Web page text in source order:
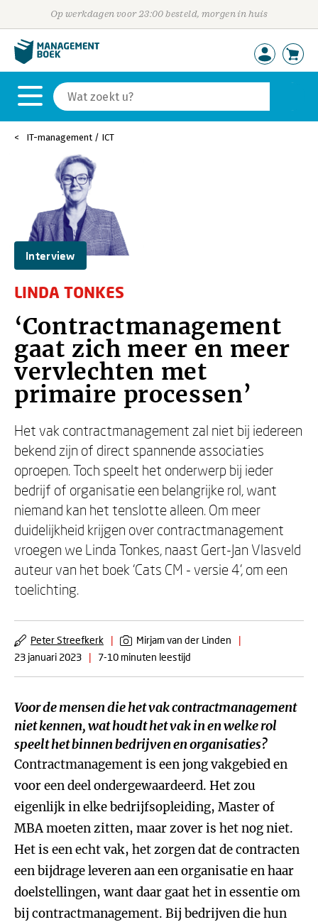
Op werkdagen voor 23:00 besteld, morgen in huis
IT-management / ICT
Interview
LINDA TONKES
‘Contractmanagement
gaat zich meer en meer
vervlechten met
primaire processen’
Het vak contractmanagement zal niet bij iedereen
bekend zijn of direct spannende associaties
oproepen. Toch speelt het onderwerp bij ieder
bedrijf of organisatie een belangrijke rol, want
niemand kan het tenslotte alleen. Om meer
duidelijkheid krijgen over contractmanagement
vroegen we Linda Tonkes, naast Gert-Jan Vlasveld
auteur van het boek ‘Cats CM - versie 4’, om een
toelichting.
Peter Streefkerk | Mirjam van der Linden
|
23 januari 2023
| 7-10 minuten leestijd
Voor de mensen die het vak contractmanagement
niet kennen, wat houdt het vak in en welke rol
speelt het binnen bedrijven en organisaties?
Contractmanagement is een jong vakgebied en
voor een deel ondergewaardeerd. Het zou
eigenlijk in elke bedrijfsopleiding, Master of
MBA moeten zitten, maar zover is het nog niet.
Het is een echt vak, het zorgen dat de contracten
een bijdrage leveren aan een organisatie en haar
doelstellingen, want daar gaat het in essentie om
bij contractmanagement. Bij bedrijven die hun